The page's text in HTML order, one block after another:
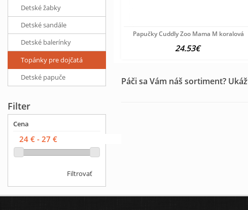
Papučky Cuddly Zoo Mama M koralová
24.53€
Páči sa Vám náš sortiment?
Detské žabky
Detské sandále
Detské balerínky
Topánky pre dojčatá
Detské papuče
Filter
Cena
Filtrovať